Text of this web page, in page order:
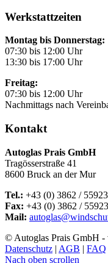
Werkstattzeiten
Montag bis Donnerstag:
07:30 bis 12:00 Uhr
13:30 bis 17:00 Uhr
Freitag:
07:30 bis 12:00 Uhr
Nachmittags nach
Kontakt
Autoglas Prais GmbH
Tragösserstraße 41
8600 Bruck an der Mur
Tel.: +43 (0) 3862 / 55923
Fax: +43 (0) 3862 /
Mail:
© Autoglas Prais GmbH -
Datenschutz | AGB | FAQ
Nach oben scrollen